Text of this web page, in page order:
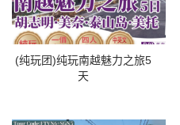
(纯玩团)纯玩南越魅力之旅5
天